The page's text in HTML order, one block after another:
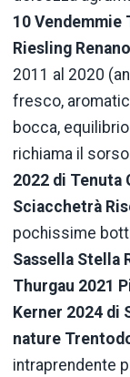
10 Vendemmie
Riesling
2011 al 2020
fresco,
bocca,
richiama il
2022 di Tenuta
Sciacchetrà
pochissime
Sassella Stella
Thurgau 2021
Kerner 2024 di
nature
intraprendente